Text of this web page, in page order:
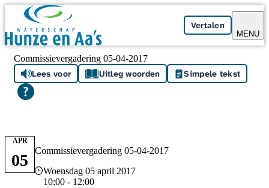
Skip navigation
Vertalen
MENU
Commissievergadering 05-04-2017
Lees voor Uitleg woorden Simpele tekst
Commissievergadering 05-04-2017
Datum en tijd
Woensdag 05 april 2017
10:00 - 12:00
APR
05